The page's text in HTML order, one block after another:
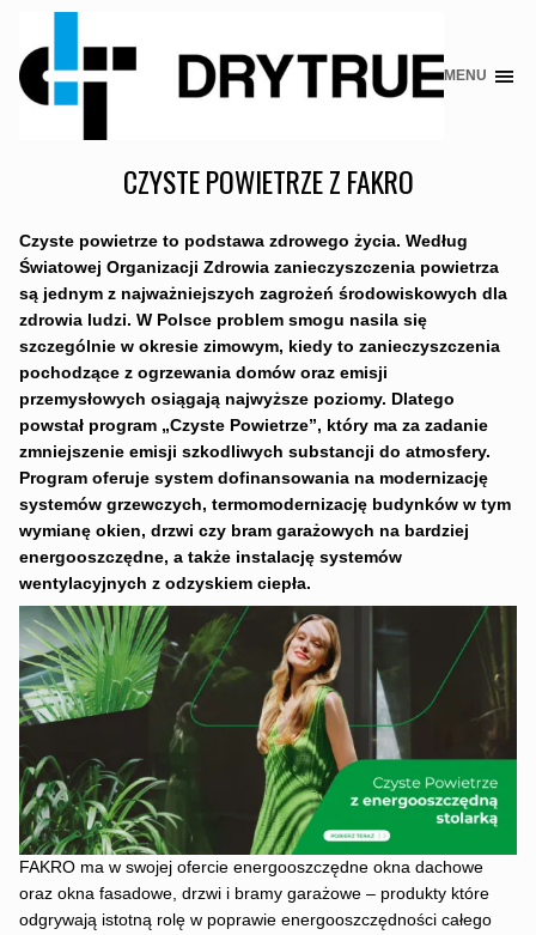
Skip
MENU
CZYSTE POWIETRZE Z FAKRO
Czyste powietrze to podstawa zdrowego życia. Według
Światowej Organizacji Zdrowia zanieczyszczenia powietrza
są jednym z najważniejszych zagrożeń środowiskowych dla
zdrowia ludzi. W Polsce problem smogu nasila się
szczególnie w okresie zimowym, kiedy to zanieczyszczenia
pochodzące z ogrzewania domów oraz emisji
przemysłowych osiągają najwyższe poziomy. Dlatego
powstał program „Czyste Powietrze”, który ma za zadanie
zmniejszenie emisji szkodliwych substancji do atmosfery.
Program oferuje system dofinansowania na modernizację
systemów grzewczych, termomodernizację budynków w tym
wymianę okien, drzwi czy bram garażowych na bardziej
energooszczędne, a także instalację systemów
wentylacyjnych z odzyskiem ciepła.
FAKRO ma w swojej ofercie energooszczędne okna dachowe
oraz okna fasadowe, drzwi i bramy garażowe – produkty które
odgrywają istotną rolę w poprawie energooszczędności całego